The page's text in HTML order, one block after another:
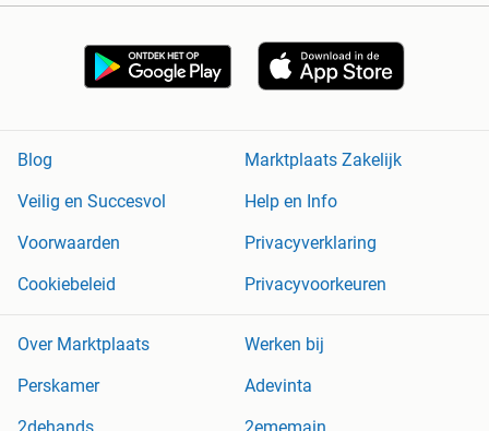
Blog
Marktplaats Zakelijk
Veilig en Succesvol
Help en Info
Voorwaarden
Privacyverklaring
Cookiebeleid
Privacyvoorkeuren
Over Marktplaats
Werken bij
Perskamer
Adevinta